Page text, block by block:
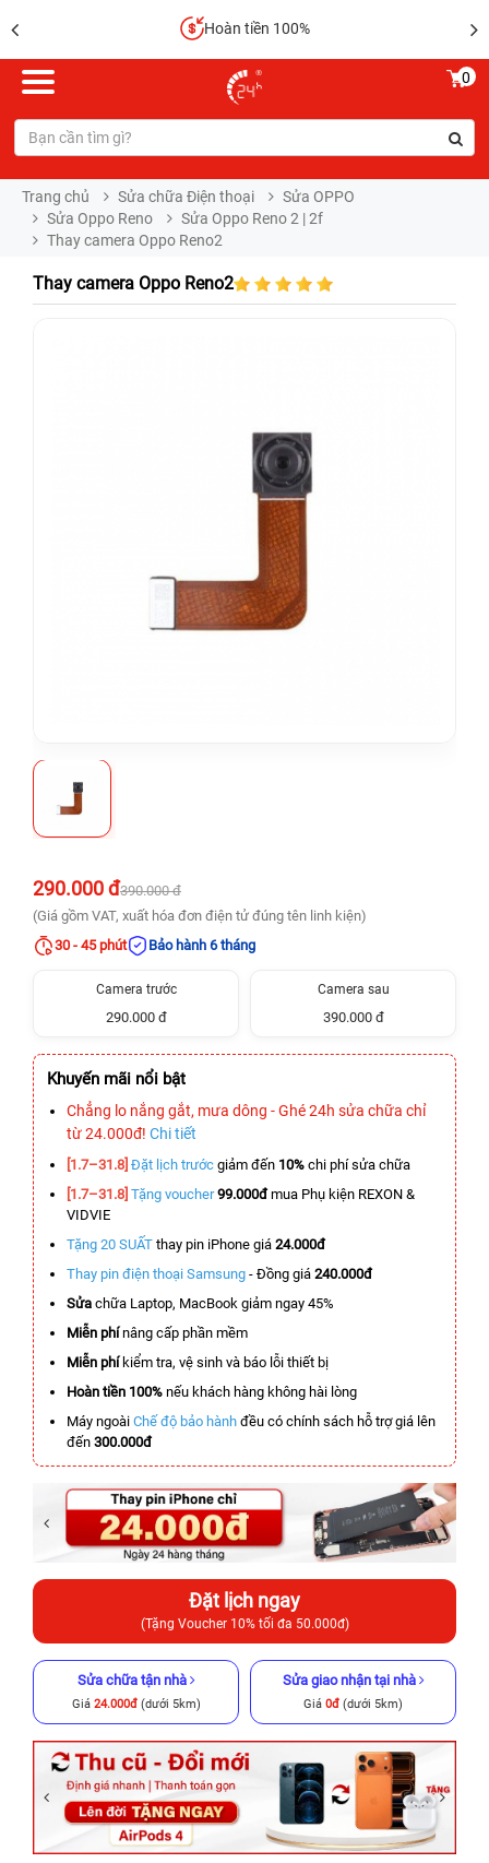
Hoàn tiền 100%
0
Trang chủ Sửa chữa Điện thoại
Sửa OPPO
Sửa Oppo Reno
Sửa Oppo Reno 2 | 2f
Thay camera Oppo Reno2
Thay camera Oppo Reno2
290.000 đ390.000 đ
(Giá gồm VAT, xuất hóa đơn điện tử đúng tên linh kiện)
30 - 45 phút
Bảo hành 6 tháng
Camera trước
290.000 đ
Camera sau
390.000 đ
Khuyến mãi nổi bật
Chẳng lo nắng gắt, mưa dông - Ghé 24h sửa chữa chỉ
từ 24.000đ! Chi tiết
[1.7–31.8] Đặt lịch trước giảm đến 10% chi phí sửa chữa
[1.7–31.8] Tặng voucher 99.000đmua Phụ kiện REXON &
VIDVIE
Tặng 20 SUẤT thay pin iPhone giá 24.000đ
Thay pin điện thoại Samsung - Đồng giá 240.000đ
Sửa chữa Laptop, MacBook giảm ngay 45%
Miễn phínâng cấp phần mềm
Miễn phíkiểm tra, vệ sinh và báo lỗi thiết bị
Hoàn tiền 100% nếu khách hàng không hài lòng
Máy ngoài Chế độ bảo hành đều có chính sách hỗ trợ giá lên
đến 300.000đ
Đặt lịch ngay
(Tặng Voucher 10% tối đa 50.000đ)
Sửa chữa tận nhà
Giá 24.000đ(dưới 5km)
Sửa giao nhận tại nhà
Giá 0đ (dưới 5km)